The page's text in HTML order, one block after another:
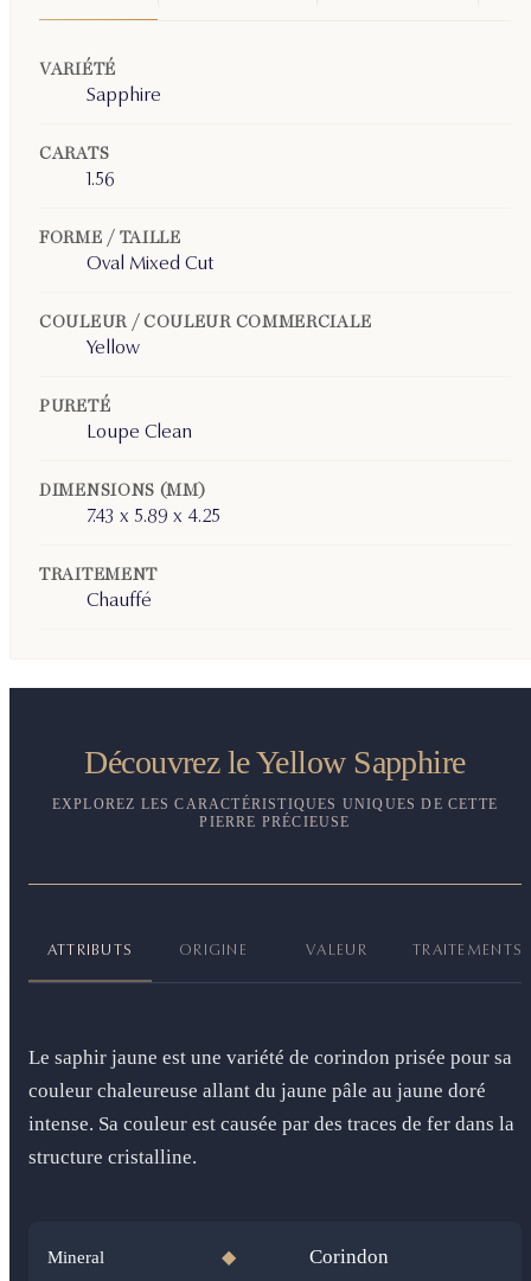
VARIÉTÉ
Sapphire
CARATS
1.56
FORME / TAILLE
Oval Mixed Cut
COULEUR / COULEUR COMMERCIALE
Yellow
PURETÉ
Loupe Clean
DIMENSIONS (MM)
7.43 x 5.89 x 4.25
TRAITEMENT
Chauffé
Découvrez le Yellow Sapphire
EXPLOREZ LES CARACTÉRISTIQUES UNIQUES DE CETTE
PIERRE PRÉCIEUSE
ATTRIBUTS ORIGINE VALEUR TRAITEMENTS
Le saphir jaune est une variété de corindon prisée pour sa
couleur chaleureuse allant du jaune pâle au jaune doré
intense. Sa couleur est causée par des traces de fer dans la
structure cristalline.
Mineral ◆ Corindon